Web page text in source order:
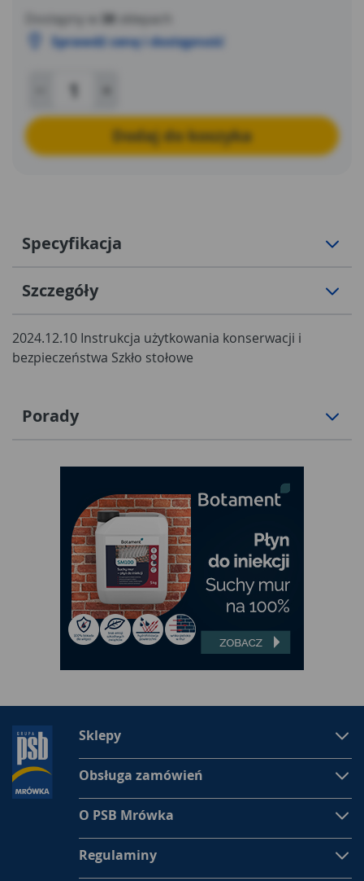
Dostępny w 38
sklepach
Sprawdź cenę i dostępność
Dodaj do koszyka
Specyfikacja
Szczegóły
2024.12.10 Instrukcja użytkowania konserwacji i
bezpieczeństwa Szkło stołowe
Porady
Sklepy
Obsługa zamówień
O PSB Mrówka
Regulaminy